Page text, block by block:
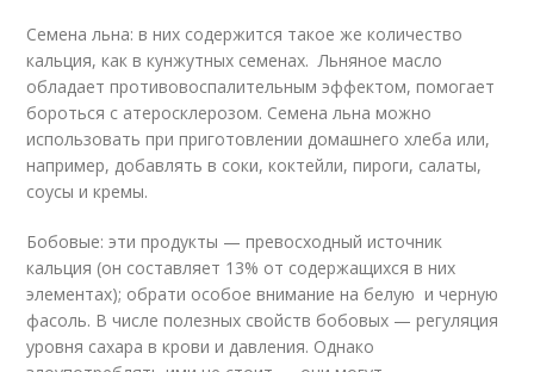
Cемена льна: в них содержится такое же количество
кальция, как в кунжутных семенах. Льняное масло
обладает противовоспалительным эффектом, помогает
бороться с атеросклерозом. Семена льна можно
использовать при приготовлении домашнего хлеба или,
например, добавлять в соки, коктейли, пироги, салаты,
соусы и кремы.
Бобовые: эти продукты — превосходный источник
кальция (он составляет 13% от содержащихся в них
элементах); обрати особое внимание на белую и черную
фасоль. В числе полезных свойств бобовых — регуляция
уровня сахара в крови и давления. Однако